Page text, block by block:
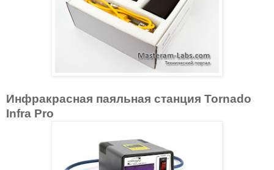
Инфракрасная паяльная станция Tornado
Infra Pro